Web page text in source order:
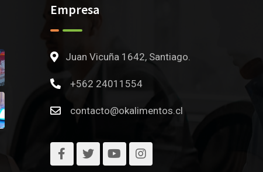
Empresa
Juan Vicuña 1642, Santiago.
+562 24011554
contacto@okalimentos.cl